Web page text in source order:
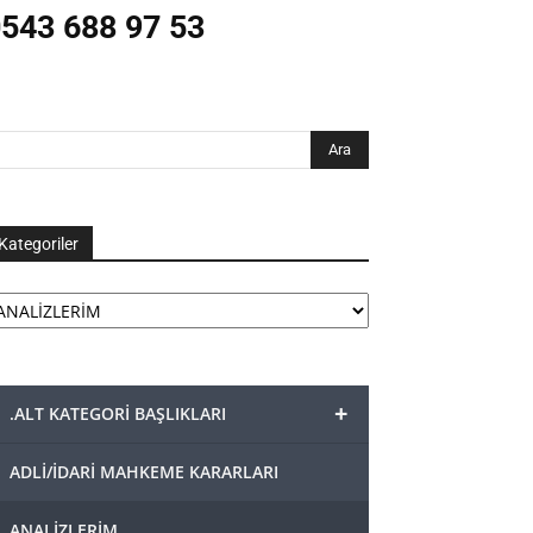
688 97 53
+
.ALT KATEGORİ BAŞLIKLARI
ADLİ/İDARİ MAHKEME KARARLARI